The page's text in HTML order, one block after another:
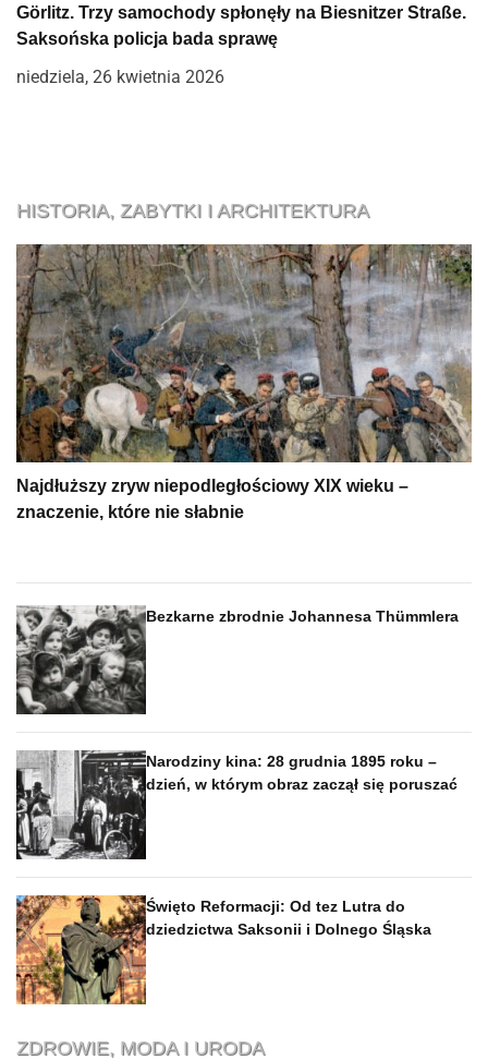
Görlitz. Trzy samochody spłonęły na Biesnitzer Straße.
Saksońska policja bada sprawę
niedziela, 26 kwietnia 2026
HISTORIA, ZABYTKI I ARCHITEKTURA
Najdłuższy zryw niepodległościowy XIX wieku –
znaczenie, które nie słabnie
Bezkarne zbrodnie Johannesa Thümmlera
Narodziny kina: 28 grudnia 1895 roku –
dzień, w którym obraz zaczął się poruszać
Święto Reformacji: Od tez Lutra do
dziedzictwa Saksonii i Dolnego Śląska
ZDROWIE, MODA I URODA